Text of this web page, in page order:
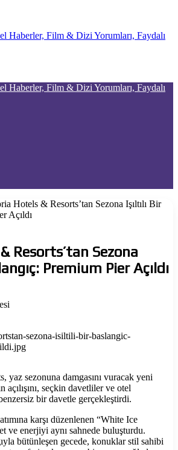
Hotels & Resorts’tan Sezona Işıltılı Bir
Açıldı
Resorts’tan Sezona
Premium Pier Açıldı
sezona-isiltili-bir-baslangic-
yaz sezonuna damgasını vuracak yeni
açılışını, seçkin davetliler ve otel
bir davetle gerçekleştirdi.
karşı düzenlenen “White Ice
ve enerjiyi aynı sahnede buluşturdu.
bütünleşen gecede, konuklar stil sahibi